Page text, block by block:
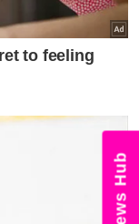
News Hub